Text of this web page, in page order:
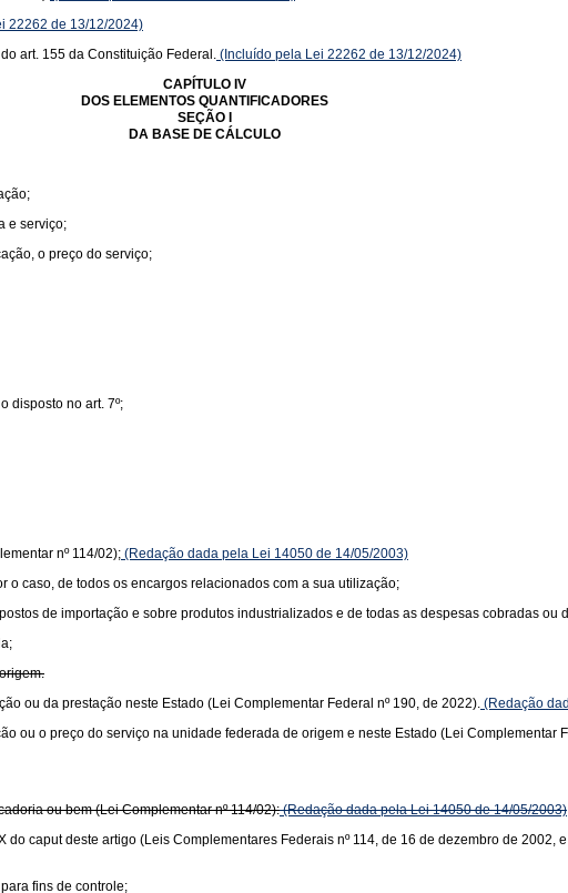
22262 de 13/12/2024)
art. 155 da Constituição Federal. (Incluído pela Lei 22262 de 13/12/2024)
CAPÍTULO IV
DOS ELEMENTOS QUANTIFICADORES
SEÇÃO I
DA BASE DE CÁLCULO
e serviço;
o preço do serviço;
disposto no art. 7º;
nº 114/02); (Redação dada pela Lei 14050 de 14/05/2003)
o caso, de todos os encargos relacionados com a sua utilização;
de importação e sobre produtos industrializados e de todas as despesas cobradas ou
ou da prestação neste Estado (Lei Complementar Federal nº 190, de 2022). (Redação
ou o preço do serviço na unidade federada de origem e neste Estado (Lei Complementar
ou bem (Lei Complementar nº 114/02):(Redação dada pela Lei 14050 de 14/05/2003)
caput deste artigo (Leis Complementares Federais nº 114, de 16 de dezembro de 2002,
fins de controle;